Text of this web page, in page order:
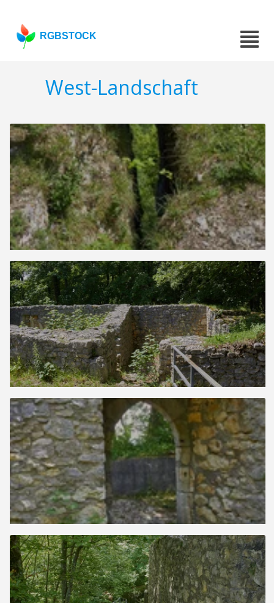
RGBSTOCK
West-Landschaft